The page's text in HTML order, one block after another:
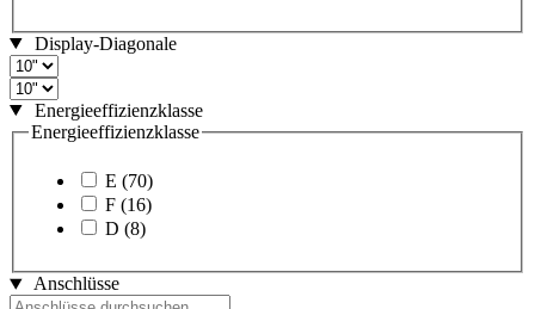
Display-Diagonale
Energieeffizienzklasse
Energieeffizienzklasse
E (70)
F (16)
D (8)
Anschlüsse